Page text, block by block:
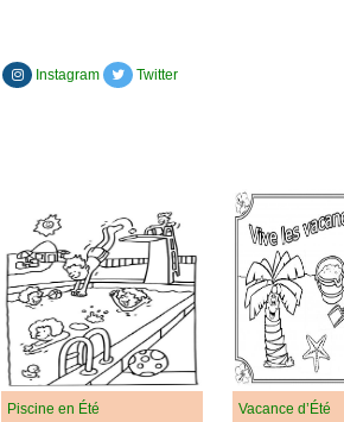
Instagram Twitter
Piscine en Été Vacance d’Été